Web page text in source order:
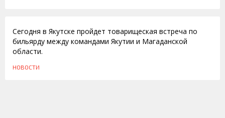
Сегодня в Якутске пройдет товарищеская встреча по
бильярду между командами Якутии и Магаданской
области.
НОВОСТИ